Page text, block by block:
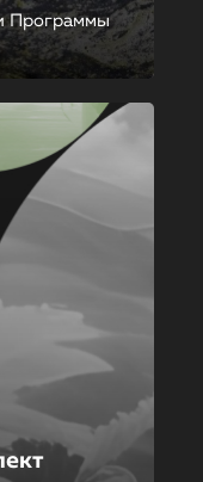
Программы